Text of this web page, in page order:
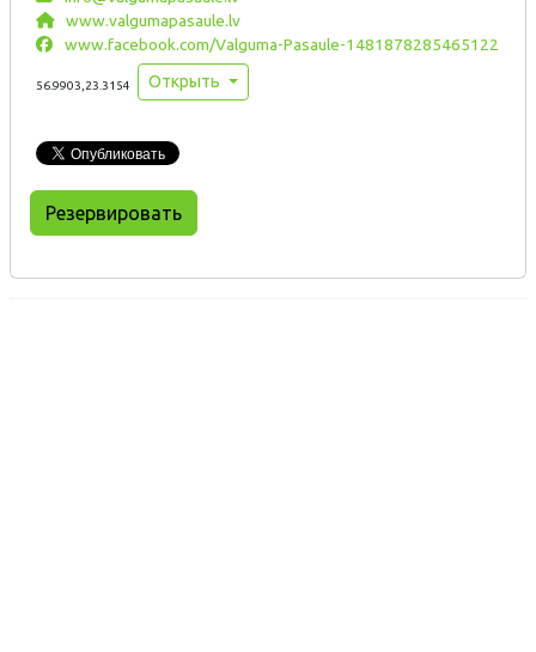
www.valgumapasaule.lv
www.facebook.com/Valguma-Pasaule-1481878285465122
56.9903,23.3154 Открыть
Резервировать